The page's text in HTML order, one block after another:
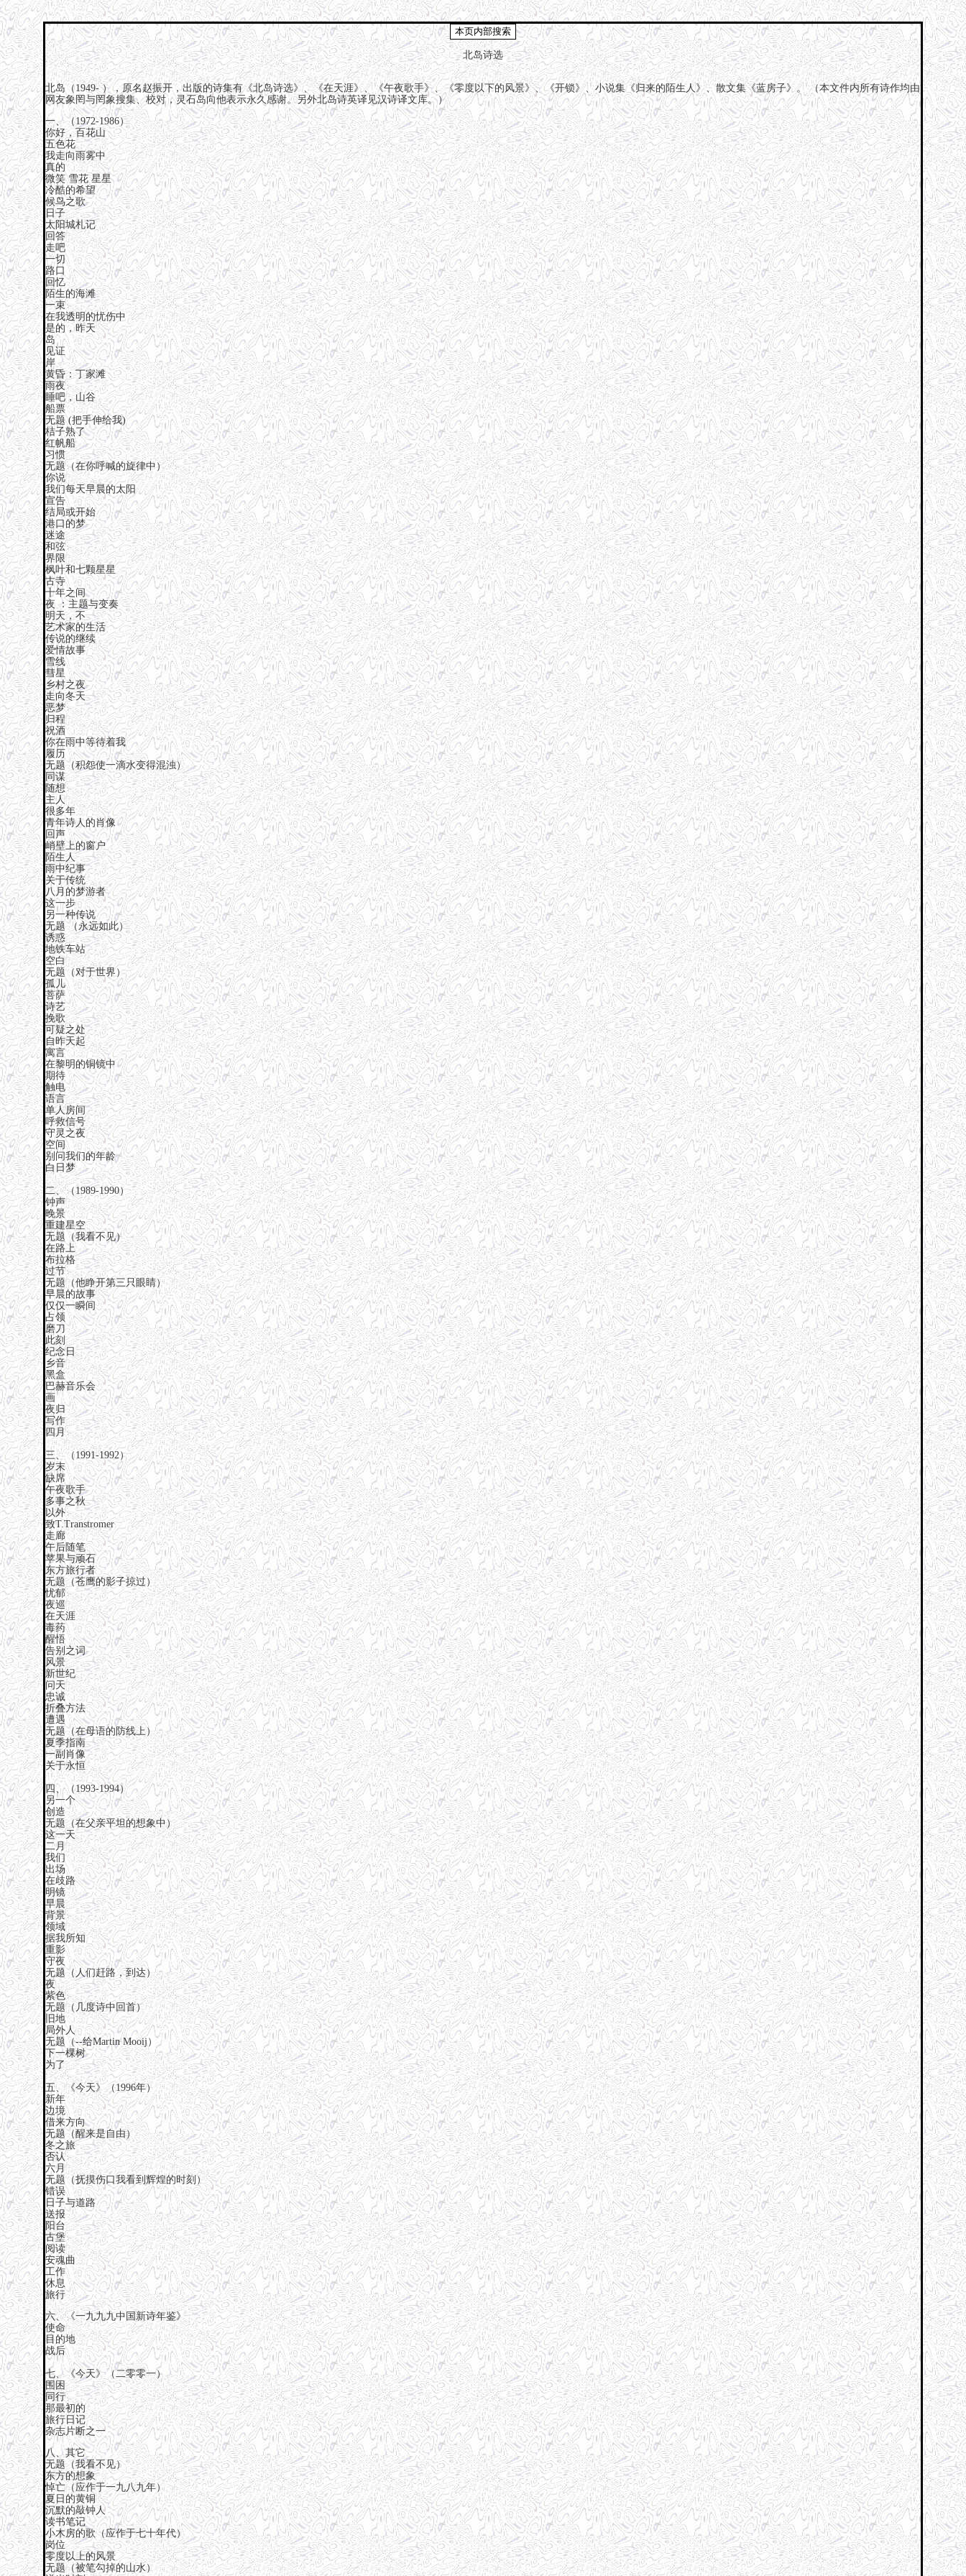
北岛诗选
北岛（1949- ），原名赵振开，出版的诗集有《北岛诗选》、《在天涯》、《午夜歌手》、《零度以下的风景》、《开锁》、小说集《归来的陌生人》、散文集《蓝房子》。 （本文件内所有诗作均由
网友象罔与罔象搜集、校对，灵石岛向他表示永久感谢。另外北岛诗英译见汉诗译文库。）
一、（1972-1986）
你好，百花山
五色花
我走向雨雾中
真的
微笑 雪花 星星
冷酷的希望
候鸟之歌
日子
太阳城札记
回答
走吧
一切
路口
回忆
陌生的海滩
一束
在我透明的忧伤中
是的，昨天
岛
见证
岸
黄昏：丁家滩
雨夜
睡吧，山谷
船票
无题 (把手伸给我)
桔子熟了
红帆船
习惯
无题（在你呼喊的旋律中）
你说
我们每天早晨的太阳
宣告
结局或开始
港口的梦
迷途
和弦
界限
枫叶和七颗星星
古寺
十年之间
夜 ：主题与变奏
明天，不
艺术家的生活
传说的继续
爱情故事
雪线
彗星
乡村之夜
走向冬天
恶梦
归程
祝酒
你在雨中等待着我
履历
无题（积怨使一滴水变得混浊）
同谋
随想
主人
很多年
青年诗人的肖像
回声
峭壁上的窗户
陌生人
雨中纪事
关于传统
八月的梦游者
这一步
另一种传说
无题 （永远如此）
诱惑
地铁车站
空白
无题（对于世界）
孤儿
菩萨
诗艺
挽歌
可疑之处
自昨天起
寓言
在黎明的铜镜中
期待
触电
语言
单人房间
呼救信号
守灵之夜
空间
别问我们的年龄
白日梦
二、（1989-1990）
钟声
晚景
重建星空
无题（我看不见）
在路上
布拉格
过节
无题（他睁开第三只眼睛）
早晨的故事
仅仅一瞬间
占领
磨刀
此刻
纪念日
乡音
黑盒
巴赫音乐会
画
夜归
写作
四月
三、（1991-1992）
岁末
缺席
午夜歌手
多事之秋
以外
致T.Transtromer
走廊
午后随笔
苹果与顽石
东方旅行者
无题（苍鹰的影子掠过）
忧郁
夜巡
在天涯
毒药
醒悟
告别之词
风景
新世纪
问天
忠诚
折叠方法
遭遇
无题（在母语的防线上）
夏季指南
一副肖像
关于永恒
四、（1993-1994）
另一个
创造
无题（在父亲平坦的想象中）
这一天
二月
我们
出场
在歧路
明镜
早晨
背景
领域
据我所知
重影
守夜
无题（人们赶路，到达）
夜
紫色
无题（几度诗中回首）
旧地
局外人
无题（--给Martin Mooij）
下一棵树
为了
五、《今天》（1996年）
新年
边境
借来方向
无题（醒来是自由）
冬之旅
否认
六月
无题（抚摸伤口我看到辉煌的时刻）
错误
日子与道路
送报
阳台
古堡
阅读
安魂曲
工作
休息
旅行
六、《一九九九中国新诗年鉴》
使命
目的地
战后
七、《今天》（二零零一）
围困
同行
那最初的
旅行日记
杂志片断之一
八、其它
无题（我看不见）
东方的想象
悼亡（应作于一九八九年）
夏日的黄铜
沉默的敲钟人
读书笔记
小木房的歌（应作于七十年代）
岗位
零度以上的风景
无题（被笔勾掉的山水）